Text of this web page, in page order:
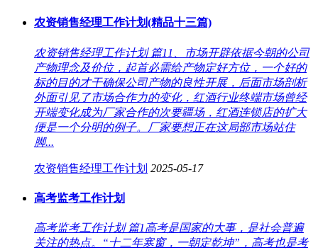
农资销售经理工作计划(精品十三篇)
农资销售经理工作计划 篇11、市场开辟依据今朝的公司
产物理念及价位，起首必需给产物定好方位，一个好的
标的目的才干确保公司产物的良性开展，后面市场剖析
外面引见了市场合作力的变化，红酒行业终端市场曾经
开端变化成为厂家合作的次要疆场，红酒连锁店的扩大
便是一个分明的例子。厂家要想正在这局部市场站住
脚...
农资销售经理工作计划 2025-05-17
高考监考工作计划
高考监考工作计划 篇1高考是国家的大事，是社会普遍
关注的热点。“十二年寒窗，一朝定乾坤”，高考也是考